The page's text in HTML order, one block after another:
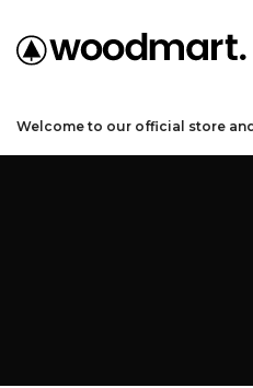
Welcome to our official store